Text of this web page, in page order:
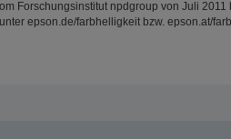
Forschungsinstitut npdgroup von Juli 2011
epson.de/farbhelligkeit bzw. epson.at/